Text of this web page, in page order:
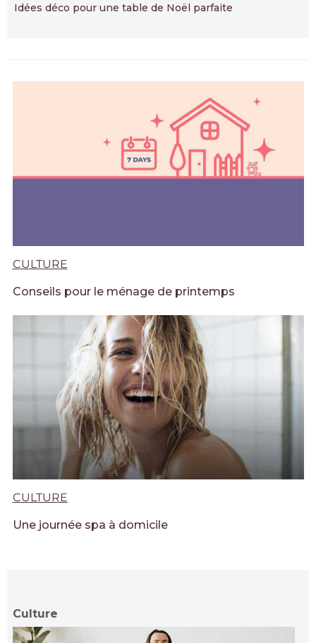
Idées déco pour une table de Noël parfaite
CULTURE
Conseils pour le ménage de printemps
CULTURE
Une journée spa à domicile
Culture